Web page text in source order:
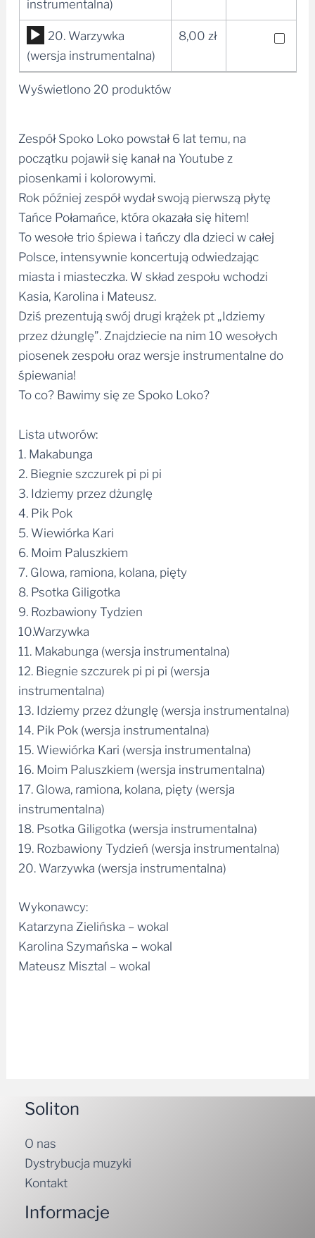
dźwiękowych
instrumentalna)
Odtwarzacz
plików
dźwiękowych
20. Warzywka
(wersja instrumentalna)
8,00 zł
Wyświetlono 20 produktów
Zespół Spoko Loko powstał 6 lat temu, na
początku pojawił się kanał na Youtube z
piosenkami i kolorowymi.
Rok później zespół wydał swoją pierwszą płytę
Tańce Połamańce, która okazała się hitem!
To wesołe trio śpiewa i tańczy dla dzieci w całej
Polsce, intensywnie koncertują odwiedzając
miasta i miasteczka. W skład zespołu wchodzi
Kasia, Karolina i Mateusz.
Dziś prezentują swój drugi krążek pt „Idziemy
przez dżunglę”. Znajdziecie na nim 10 wesołych
piosenek zespołu oraz wersje instrumentalne do
śpiewania!
To co? Bawimy się ze Spoko Loko?
Lista utworów:
1. Makabunga
2. Biegnie szczurek pi pi pi
3. Idziemy przez dżunglę
4. Pik Pok
5. Wiewiórka Kari
6. Moim Paluszkiem
7. Glowa, ramiona, kolana, pięty
8. Psotka Giligotka
9. Rozbawiony Tydzien
10.Warzywka
11. Makabunga (wersja instrumentalna)
12. Biegnie szczurek pi pi pi (wersja
instrumentalna)
13. Idziemy przez dżunglę (wersja instrumentalna)
14. Pik Pok (wersja instrumentalna)
15. Wiewiórka Kari (wersja instrumentalna)
16. Moim Paluszkiem (wersja instrumentalna)
17. Glowa, ramiona, kolana, pięty (wersja
instrumentalna)
18. Psotka Giligotka (wersja instrumentalna)
19. Rozbawiony Tydzień (wersja instrumentalna)
20. Warzywka (wersja instrumentalna)
Wykonawcy:
Katarzyna Zielińska – wokal
Karolina Szymańska – wokal
Mateusz Misztal – wokal
Soliton
O nas
Dystrybucja muzyki
Kontakt
Informacje